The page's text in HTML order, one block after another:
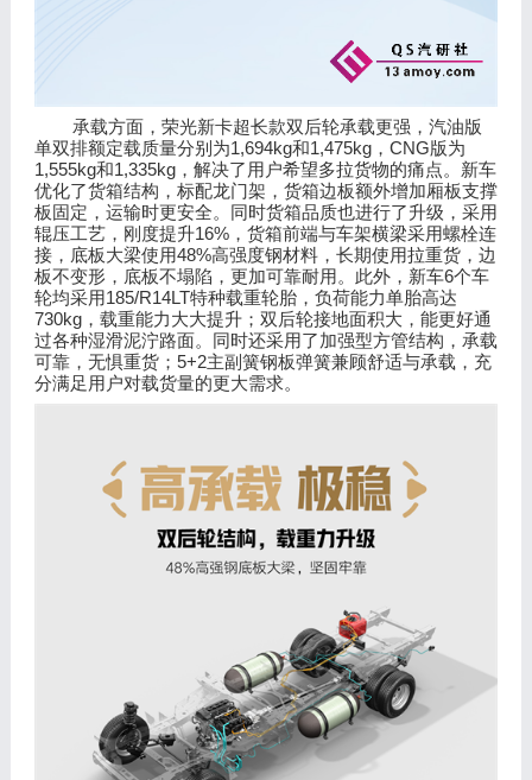
承载方面，荣光新卡超长款双后轮承载更强，汽油版
单双排额定载质量分别为1,694kg和1,475kg， CNG版为
1,555kg和1,335kg，解决了用户希望多拉货物的痛点。新车
优化了货箱结构，标配龙门架，货箱边板额外增加厢板支撑
板固定，运输时更安全。同时货箱品质也进行了升级，采用
辊压工艺，刚度提升16%，货箱前端与车架横梁采用螺栓连
接，底板大梁使用48%高强度钢材料，长期使用拉重货，边
板不变形，底板不塌陷，更加可靠耐用。此外，新车6个车
轮均采用185/R14LT特种载重轮胎，负荷能力单胎高达
730kg，载重能力大大提升；双后轮接地面积大，能更好通
过各种湿滑泥泞路面。同时还采用了加强型方管结构，承载
可靠，无惧重货； 5+2主副簧钢板弹簧兼顾舒适与承载，充
分满足用户对载货量的更大需求。